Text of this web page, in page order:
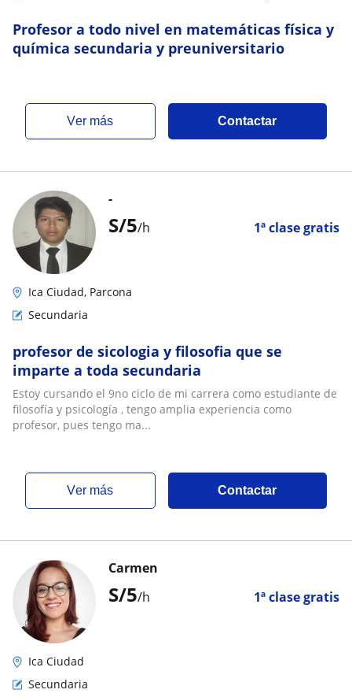
Profesor a todo nivel en matemáticas física y
química secundaria y preuniversitario
ver más Contactar
S/5/h 1ª clase gratis
-
Ica Ciudad, Parcona
Secundaria
profesor de sicologia y filosofia que se
imparte a toda secundaria
Estoy cursando el 9no ciclo de mi carrera como estudiante de
filosofía y psicología , tengo amplia experiencia como
profesor, pues tengo ma...
ver más Contactar
S/5/h 1ª clase gratis
Carmen
Ica Ciudad
Secundaria